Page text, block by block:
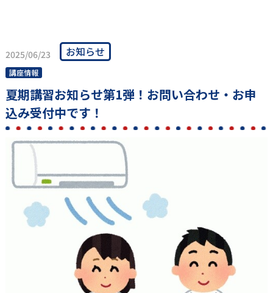
2025/06/23 お知らせ
講座情報
夏期講習お知らせ第1弾！お問い合わせ・お申
込み受付中です！